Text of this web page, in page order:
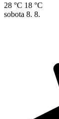
28 °C 18 °C
sobota 8. 8.